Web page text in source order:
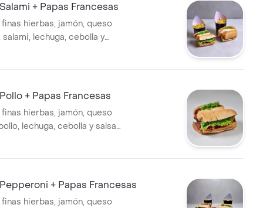
+ Papas Francesas
hierbas, jamón, queso
salami, lechuga, cebolla y
+ Papas Francesas
hierbas, jamón, queso
lechuga, cebolla y salsa
+ Papas Francesas
hierbas, jamón, queso